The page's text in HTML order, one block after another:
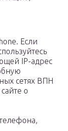
Если
IP-адрес
сетях ВПН
о